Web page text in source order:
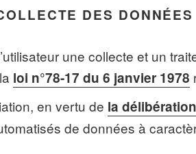
DES DONNÉES
une collecte et un
loi n°78-17 du 6 janvier 1978
en vertu de la
de données à